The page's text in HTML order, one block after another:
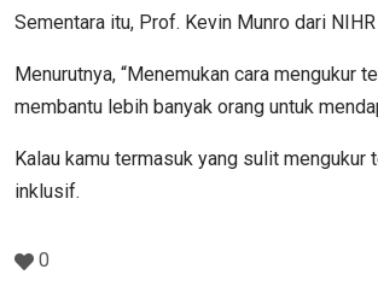
Sementara itu, Prof. Kevin Munro dari
Menurutnya, “Menemukan cara
membantu lebih banyak orang untuk
Kalau kamu termasuk yang sulit
inklusif.
0